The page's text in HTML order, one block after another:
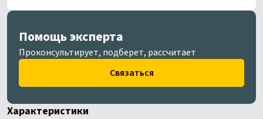
Характеристики
Помощь эксперта
Проконсультирует, подберет, рассчитает
Связаться